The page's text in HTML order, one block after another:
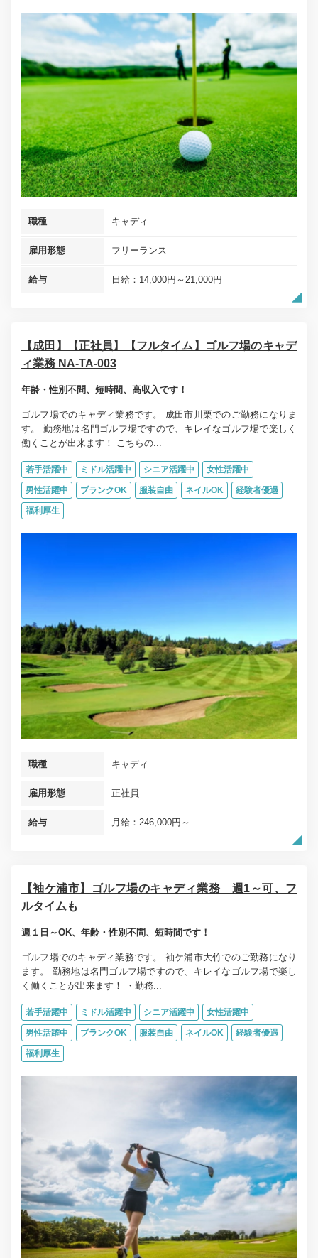
職種 キャディ
雇用形態 フリーランス
給与 日給：14,000円～21,000円
【成田】【正社員】【フルタイム】ゴルフ場のキャデ
ィ業務 NA-TA-003
年齢・性別不問、短時間、高収入です！
ゴルフ場でのキャディ業務です。 成田市川栗でのご勤務になりま
す。 勤務地は名門ゴルフ場ですので、キレイなゴルフ場で楽しく
働くことが出来ます！ こちらの...
若手活躍中 ミドル活躍中 シニア活躍中 女性活躍中
男性活躍中 ブランクOK 服装自由 ネイルOK 経験者優遇
福利厚生
職種 キャディ
雇用形態 正社員
給与 月給：246,000円～
【袖ケ浦市】ゴルフ場のキャディ業務 週1～可、フ
ルタイムも
週１日～OK、年齢・性別不問、短時間です！
ゴルフ場でのキャディ業務です。 袖ケ浦市大竹でのご勤務になり
ます。 勤務地は名門ゴルフ場ですので、キレイなゴルフ場で楽し
く働くことが出来ます！ ・勤務...
若手活躍中 ミドル活躍中 シニア活躍中 女性活躍中
男性活躍中 ブランクOK 服装自由 ネイルOK 経験者優遇
福利厚生